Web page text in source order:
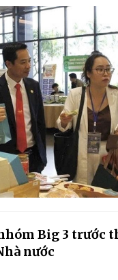
Big 3 trước
nước